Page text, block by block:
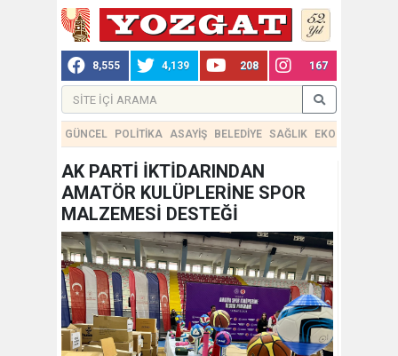
8,555 4,139 208 167
GÜNCEL POLİTİKA ASAYİŞ BELEDİYE SAĞLIK EKONOMİ
AK PARTİ İKTİDARINDAN
AMATÖR KULÜPLERİNE SPOR
MALZEMESİ DESTEĞİ